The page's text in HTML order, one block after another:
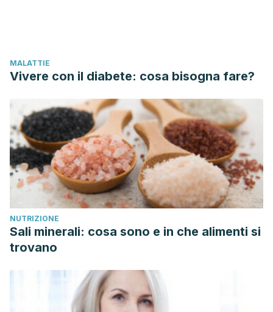
MALATTIE
Vivere con il diabete: cosa bisogna fare?
NUTRIZIONE
Sali minerali: cosa sono e in che alimenti si
trovano